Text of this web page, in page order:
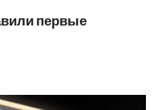
первые